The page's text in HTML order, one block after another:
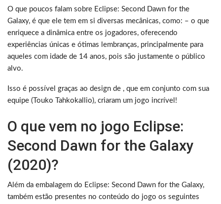
O que poucos falam sobre Eclipse: Second Dawn for the
Galaxy, é que ele tem em si diversas mecânicas, como: – o que
enriquece a dinâmica entre os jogadores, oferecendo
experiências únicas e ótimas lembranças, principalmente para
aqueles com idade de 14 anos, pois são justamente o público
alvo.
Isso é possível graças ao design de , que em conjunto com sua
equipe (Touko Tahkokallio), criaram um jogo incrível!
O que vem no jogo Eclipse:
Second Dawn for the Galaxy
(2020)?
Além da embalagem do Eclipse: Second Dawn for the Galaxy,
também estão presentes no conteúdo do jogo os seguintes